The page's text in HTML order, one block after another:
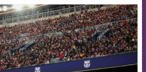
FCB Barcelona badge